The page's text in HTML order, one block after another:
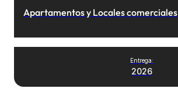
Apartamentos y Locales comerciales
Entrega:
2026